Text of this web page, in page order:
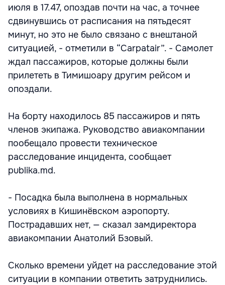
июля в 17.47, опоздав почти на час, а точнее
сдвинувшись от расписания на пятьдесят
минут, но это не было связано с внештаной
ситуацией, - отметили в “Carpatair”. - Самолет
ждал пассажиров, которые должны были
прилететь в Тимишоару другим рейсом и
опоздали.
На борту находилось 85 пассажиров и пять
членов экипажа. Руководство авиакомпании
пообещало провести техническое
расследование инцидента, сообщает
publika.md.
- Посадка была выполнена в нормальных
условиях в Кишинёвском аэропорту.
Пострадавших нет, — сказал замдиректора
авиакомпании Анатолий Бзовый.
Сколько времени уйдет на расследование этой
ситуации в компании ответить затруднились.